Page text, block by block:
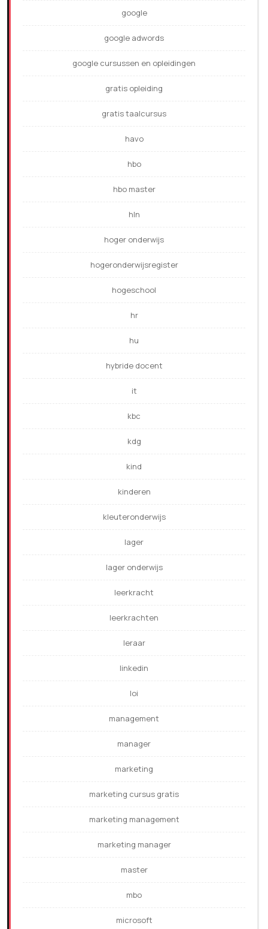
google
google adwords
google cursussen en opleidingen
gratis opleiding
gratis taalcursus
havo
hbo
hbo master
hln
hoger onderwijs
hogeronderwijsregister
hogeschool
hr
hu
hybride docent
it
kbc
kdg
kind
kinderen
kleuteronderwijs
lager
lager onderwijs
leerkracht
leerkrachten
leraar
linkedin
loi
management
manager
marketing
marketing cursus gratis
marketing management
marketing manager
master
mbo
microsoft